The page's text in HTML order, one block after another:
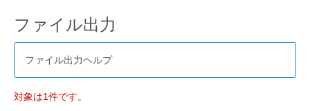
ファイル出力
ファイル出力ヘルプ
対象は1件です。